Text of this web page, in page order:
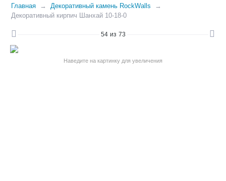
Главная
Декоративный камень RockWalls
Декоративный кирпич Шанхай 10-18-0
54 из 73
Наведите на картинку для увеличения